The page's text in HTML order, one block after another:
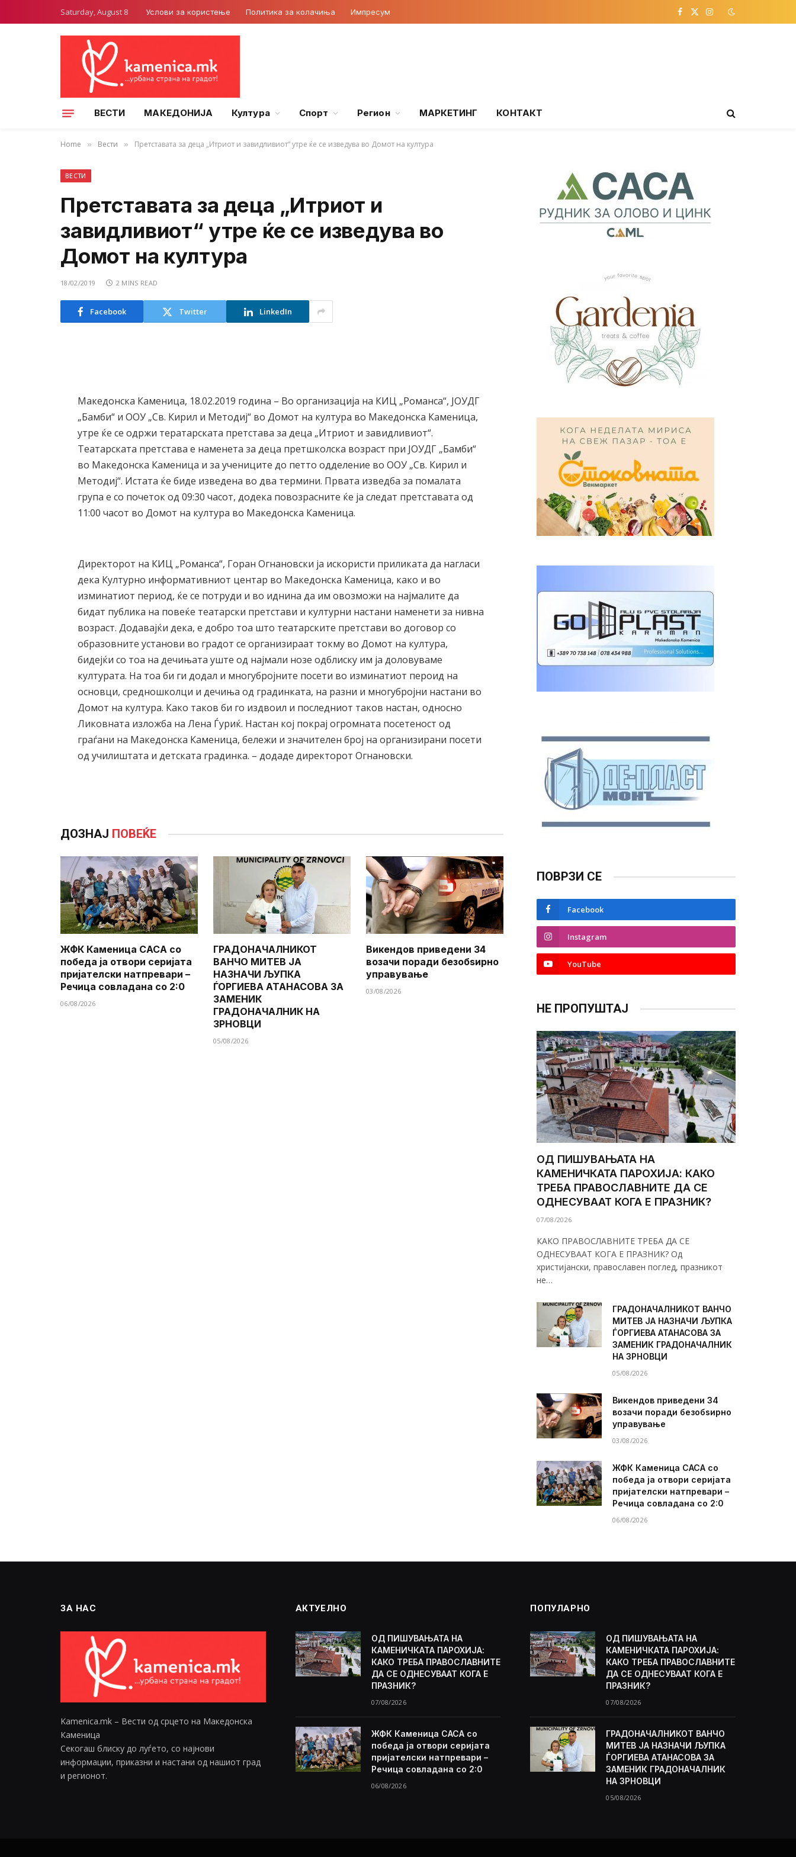
Saturday, August 8 Услови за користење Политика за колачиња Импресум Facebook
X
Instagram
ВЕСТИ МАКЕДОНИЈА Култура Спорт Регион МАРКЕТИНГ КОНТАКТ
Home » Вести » Претставата за деца „Итриот и завидливиот“ утре ќе се изведува во Домот на култура
ВЕСТИ
Претставата за деца „Итриот и
завидливиот“ утре ќе се изведува во
Домот на култура
18/02/2019 2 MINS READ
Facebook Twitter LinkedIn
Македонска Каменица, 18.02.2019 година – Во организација на КИЦ „Романса“, ЈОУДГ
„Бамби“ и ООУ „Св. Кирил и Методиј“ во Домот на култура во Македонска Каменица,
утре ќе се одржи тератарската претстава за деца „Итриот и завидливиот“.
Театарската претстава е наменета за деца претшколска возраст при ЈОУДГ „Бамби“
во Македонска Каменица и за учениците до петто одделение во ООУ „Св. Кирил и
Методиј“. Истата ќе биде изведена во два термини. Првата изведба за помалата
група е со почеток од 09:30 часот, додека повозрасните ќе ја следат претставата од
11:00 часот во Домот на култура во Македонска Каменица.
Директорот на КИЦ „Романса“, Горан Огнановски ја искористи приликата да нагласи
дека Културно информативниот центар во Македонска Каменица, како и во
изминатиот период, ќе се потруди и во иднина да им овозможи на најмалите да
бидат публика на повеќе театарски претстави и културни настани наменети за нивна
возраст. Додавајќи дека, е добро тоа што театарските претстави во договор со
образовните установи во градот се организираат токму во Домот на култура,
бидејќи со тоа на дечињата уште од најмали нозе одблиску им ја доловуваме
културата. На тоа би ги додал и многубројните посети во изминатиот пероид на
основци, средношколци и дечиња од градинката, на разни и многубројни настани во
Домот на култура. Како таков би го издвоил и последниот таков настан, односно
Ликовната изложба на Лена Ѓуриќ. Настан кој покрај огромната посетеност од
граѓани на Македонска Каменица, бележи и значителен број на организирани посети
од училиштата и детската градинка. – додаде директорот Огнановски.
ДОЗНАЈ ПОВЕЌЕ
ЖФК Каменица САСА со
победа ја отвори серијата
пријателски натпревари –
Речица совладана со 2:0
06/08/2026
ГРАДОНАЧАЛНИКОТ
ВАНЧО МИТЕВ ЈА
НАЗНАЧИ ЉУПКА
ЃОРГИЕВА АТАНАСОВА ЗА
ЗАМЕНИК
ГРАДОНАЧАЛНИК НА
ЗРНОВЦИ
05/08/2026
Викендов приведени 34
возачи поради безобѕирно
управување
03/08/2026
ПОВРЗИ СЕ
Facebook
Instagram
YouTube
НЕ ПРОПУШТАЈ
ОД ПИШУВАЊАТА НА
КАМЕНИЧКАТА ПАРОХИЈА: КАКО
ТРЕБА ПРАВОСЛАВНИТЕ ДА СЕ
ОДНЕСУВААТ КОГА Е ПРАЗНИК?
07/08/2026
КАКО ПРАВОСЛАВНИТЕ ТРЕБА ДА СЕ
ОДНЕСУВААТ КОГА Е ПРАЗНИК? Од
христијански, православен поглед, празникот
не…
ГРАДОНАЧАЛНИКОТ ВАНЧО
МИТЕВ ЈА НАЗНАЧИ ЉУПКА
ЃОРГИЕВА АТАНАСОВА ЗА
ЗАМЕНИК ГРАДОНАЧАЛНИК
НА ЗРНОВЦИ
05/08/2026
Викендов приведени 34
возачи поради безобѕирно
управување
03/08/2026
ЖФК Каменица САСА со
победа ја отвори серијата
пријателски натпревари –
Речица совладана со 2:0
06/08/2026
ЗА НАС
Kamenica.mk – Вести од срцето на Македонска
Каменица
Секогаш блиску до луѓето, со најнови
информации, приказни и настани од нашиот град
и регионот.
АКТУЕЛНО
ОД ПИШУВАЊАТА НА
КАМЕНИЧКАТА ПАРОХИЈА:
КАКО ТРЕБА ПРАВОСЛАВНИТЕ
ДА СЕ ОДНЕСУВААТ КОГА Е
ПРАЗНИК?
07/08/2026
ЖФК Каменица САСА со
победа ја отвори серијата
пријателски натпревари –
Речица совладана со 2:0
06/08/2026
ПОПУЛАРНО
ОД ПИШУВАЊАТА НА
КАМЕНИЧКАТА ПАРОХИЈА:
КАКО ТРЕБА ПРАВОСЛАВНИТЕ
ДА СЕ ОДНЕСУВААТ КОГА Е
ПРАЗНИК?
07/08/2026
ГРАДОНАЧАЛНИКОТ ВАНЧО
МИТЕВ ЈА НАЗНАЧИ ЉУПКА
ЃОРГИЕВА АТАНАСОВА ЗА
ЗАМЕНИК ГРАДОНАЧАЛНИК
НА ЗРНОВЦИ
05/08/2026